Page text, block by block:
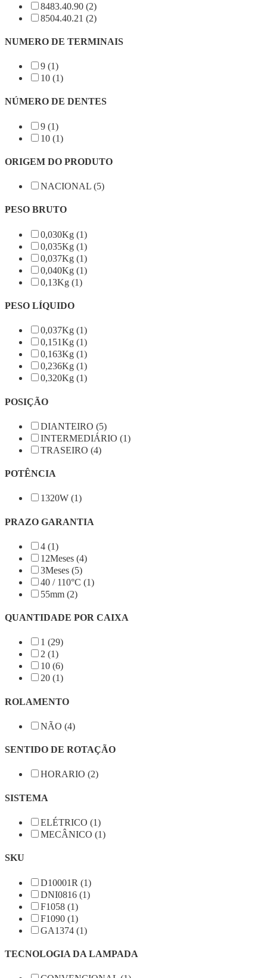
8483.40.90 (2)
8504.40.21 (2)
NUMERO DE TERMINAIS
9 (1)
10 (1)
NÚMERO DE DENTES
9 (1)
10 (1)
ORIGEM DO PRODUTO
NACIONAL (5)
PESO BRUTO
0,030Kg (1)
0,035Kg (1)
0,037Kg (1)
0,040Kg (1)
0,13Kg (1)
PESO LÍQUIDO
0,037Kg (1)
0,151Kg (1)
0,163Kg (1)
0,236Kg (1)
0,320Kg (1)
POSIÇÃO
DIANTEIRO (5)
INTERMEDIÁRIO (1)
TRASEIRO (4)
POTÊNCIA
1320W (1)
PRAZO GARANTIA
4 (1)
12Meses (4)
3Meses (5)
40 / 110°C (1)
55mm (2)
QUANTIDADE POR CAIXA
1 (29)
2 (1)
10 (6)
20 (1)
ROLAMENTO
NÃO (4)
SENTIDO DE ROTAÇÃO
HORARIO (2)
SISTEMA
ELÉTRICO (1)
MECÂNICO (1)
SKU
D10001R (1)
DNI0816 (1)
F1058 (1)
F1090 (1)
GA1374 (1)
TECNOLOGIA DA LAMPADA